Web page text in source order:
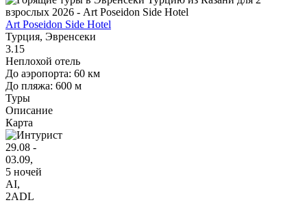
Art Poseidon Side Hotel
Турция, Эвренсеки
3.15
Неплохой отель
До аэропорта: 60 км
До пляжа: 600 м
Туры
Описание
Карта
29.08 -
03.09,
5 ночей
AI,
2ADL